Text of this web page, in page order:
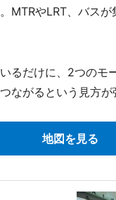
MTRやLRT、バス
るだけに、2つのモ
ながるという見方が
地図を見る